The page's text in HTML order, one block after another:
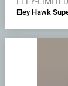
Eley Hawk